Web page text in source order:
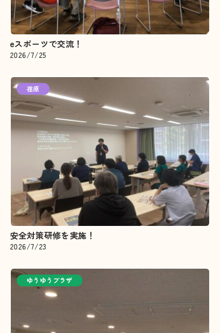
eスポーツで交流！
2026/7/25
荏原
安全対策研修を実施！
2026/7/23
ゆうゆうプラザ